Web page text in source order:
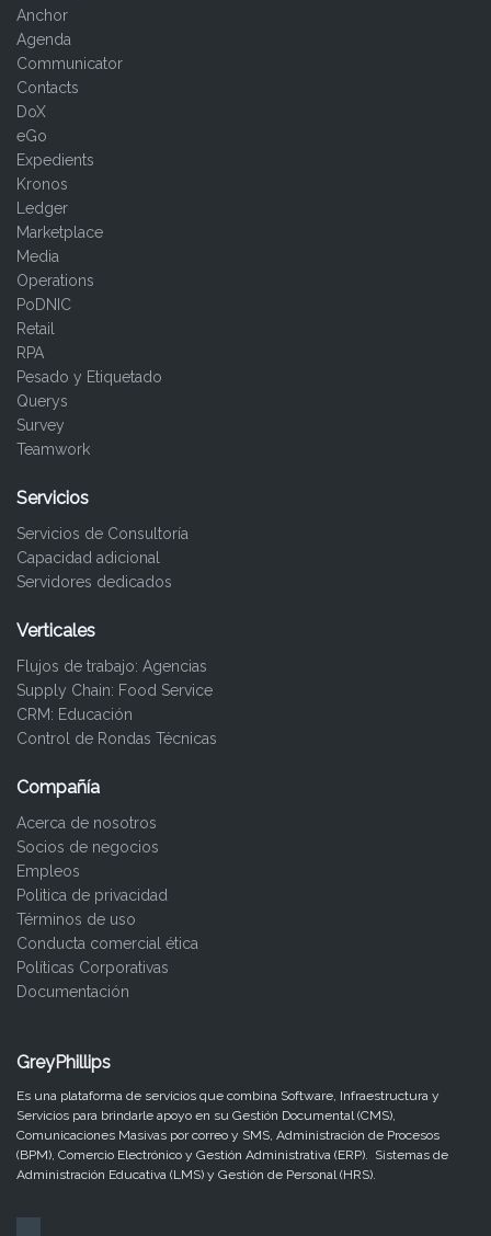
Anchor
Agenda
Communicator
Contacts
DoX
eGo
Expedients
Kronos
Ledger
Marketplace
Media
Operations
PoDNIC
Retail
RPA
Pesado y Etiquetado
Querys
Survey
Teamwork
Servicios
Servicios de Consultoría
Capacidad adicional
Servidores dedicados
Verticales
Flujos de trabajo: Agencias
Supply Chain: Food Service
CRM: Educación
Control de Rondas Técnicas
Compañía
Acerca de nosotros
Socios de negocios
Empleos
Politica de privacidad
Términos de uso
Conducta comercial ética
Políticas Corporativas
Documentación
GreyPhillips
Es una plataforma de servicios que combina Software, Infraestructura y
Servicios para brindarle apoyo en su Gestión Documental (CMS),
Comunicaciones Masivas por correo y SMS, Administración de Procesos
(BPM), Comercio Electrónico y Gestión Administrativa (ERP). Sistemas de
Administración Educativa (LMS) y Gestión de Personal (HRS).